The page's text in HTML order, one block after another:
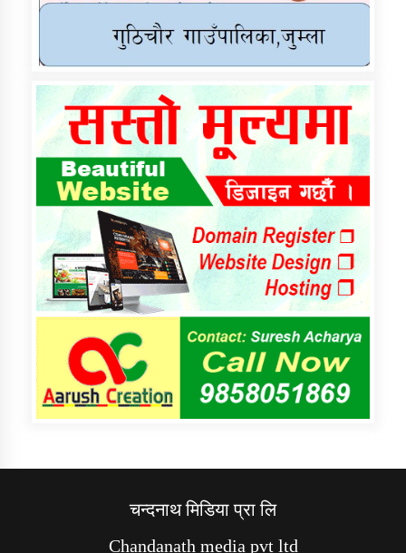
चन्दनाथ मिडिया प्रा लि
Chandanath media pvt ltd